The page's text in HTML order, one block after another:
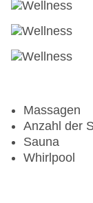
Massagen
Anzahl der
Sauna
Whirlpool